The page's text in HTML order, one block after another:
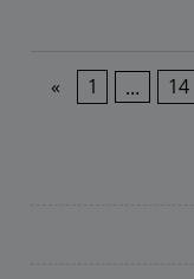
« 1 ... 14